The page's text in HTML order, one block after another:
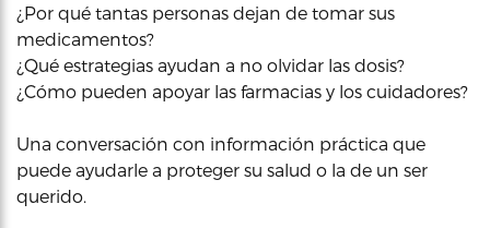
¿Por qué tantas personas dejan de tomar sus
medicamentos?
¿Qué estrategias ayudan a no olvidar las dosis?
¿Cómo pueden apoyar las farmacias y los cuidadores?
Una conversación con información práctica que
puede ayudarle a proteger su salud o la de un ser
querido.